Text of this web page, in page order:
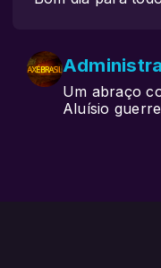
Um abraço
Aluísio